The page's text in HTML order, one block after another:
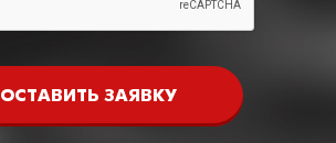
ОСТАВИТЬ ЗАЯВКУ